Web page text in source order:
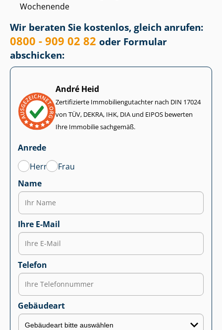
Wochenende
Wir beraten Sie kostenlos, gleich anrufen:
0800 - 909 02 82 oder Formular
abschicken:
André Heid
Zertifizierte Im­mo­bi­li­en­gut­ach­ter nach DIN 17024
von TÜV, DEKRA, IHK, DIA und EIPOS bewerten
Ihre Immobilie sachgemäß.
Anrede
Herr
Frau
Name
Ihre E-Mail
Telefon
Gebäudeart